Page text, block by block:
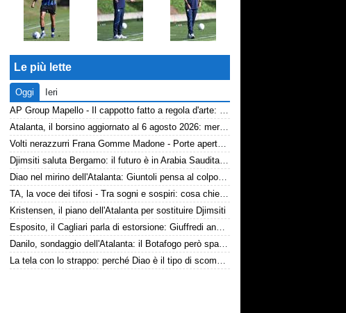
Le più lette
Oggi
Ieri
AP Group Mapello - Il cappotto fatto a regola d'arte: qualità certificata ICMQ
Atalanta, il borsino aggiornato al 6 agosto 2026: mercato in entrata ancora in stand-by. Si lavora sulle cessioni
Volti nerazzurri Frana Gomme Madone - Porte aperte alla New Balance Arena: i volti dei tifosi della Dea
Djimsiti saluta Bergamo: il futuro è in Arabia Saudita! Tre milioni e firma biennale
Diao nel mirino dell'Atalanta: Giuntoli pensa al colpo dal Como
TA, la voce dei tifosi - Tra sogni e sospiri: cosa chiedono davvero i tifosi dell'Atalanta
Kristensen, il piano dell'Atalanta per sostituire Djimsiti
Esposito, il Cagliari parla di estorsione: Giuffredi annuncia denuncia
Danilo, sondaggio dell'Atalanta: il Botafogo però spara alto
La tela con lo strappo: perché Diao è il tipo di scommessa che Giuntoli ama